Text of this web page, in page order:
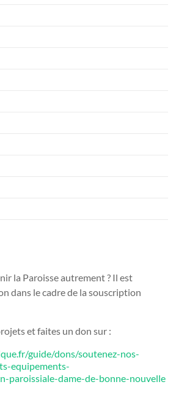
la Paroisse autrement ? Il est
dans le cadre de la souscription
et faites un don sur :
guide/dons/soutenez-nos-
equipements-
paroissiale-dame-de-bonne-nouvelle